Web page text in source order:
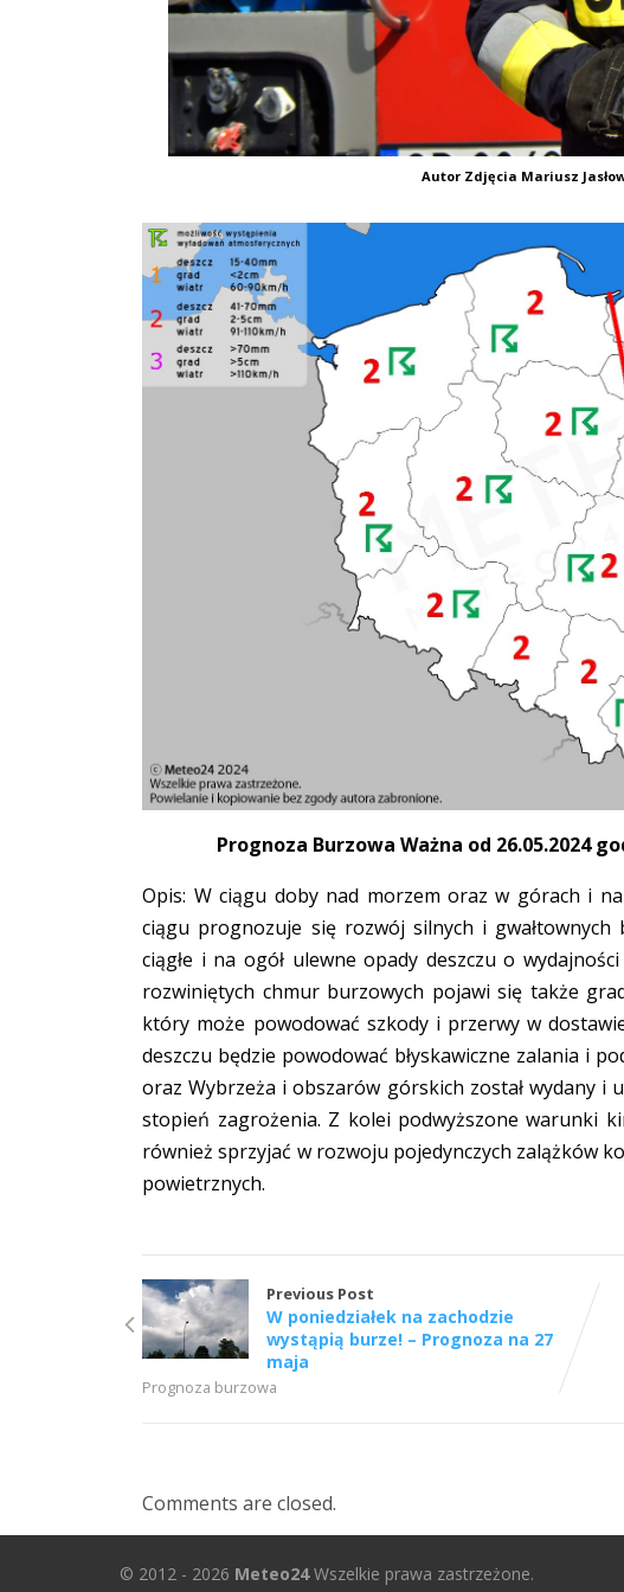
Autor Zdjęcia Mariusz
Prognoza Burzowa Ważna od 26.05.2024
Opis: W ciągu doby nad morzem oraz w górach i
ciągu prognozuje się rozwój silnych i
ciągłe i na ogół ulewne opady deszczu o
rozwiniętych chmur burzowych pojawi się także
który może powodować szkody i przerwy w
deszczu będzie powodować błyskawiczne zalania i
oraz Wybrzeża i obszarów górskich został wydany i
stopień zagrożenia. Z kolei podwyższone warunki
również sprzyjać w rozwoju pojedynczych zalążków
powietrznych.
Previous Post
W poniedziałek na zachodzie
wystąpią burze! – Prognoza na 27
maja
Prognoza burzowa
Comments are closed.
© 2012 - 2026 Meteo24Wszelkie prawa zastrzeżone.